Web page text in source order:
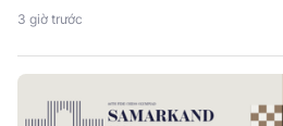
3 giờ trước